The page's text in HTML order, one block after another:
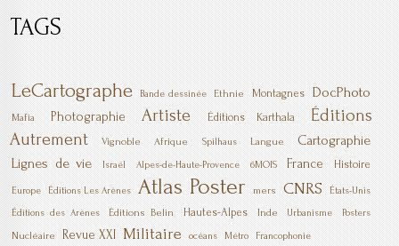
TAGS
LeCartographe Bande dessinée Ethnie Montagnes DocPhoto
Mafia Photographie Artiste Éditions Karthala
Éditions
Autrement
Vignoble Afrique Spilhaus Langue
Cartographie
Lignes de vie
Israël Alpes-de-Haute-Provence 6MOIS France Histoire
Europe Éditions Les Arènes Atlas Poster mers CNRS États-Unis
Éditions des Arènes Éditions Belin Hautes-Alpes Inde Urbanisme Posters
Nucléaire Revue XXI Militaire océans Métro Francophonie